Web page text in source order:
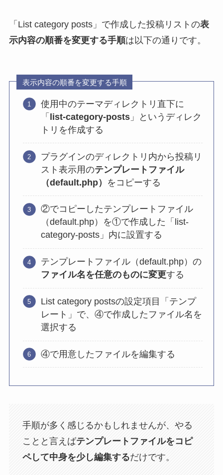
「List category posts」で作成した投稿リストの表
示内容の順番を変更する手順は以下の通りです。
表示内容の順番を変更する手順
使用中のテーマディレクトリ直下に
「 list-category-posts」というディレク
トリを作成する
プラグインのディレクトリ内から投稿リ
スト表示用のテンプレートファイル
（default.php）
をコピーする
②でコピーしたテンプレートファイル
（default.php）を①で作成した「list-
category-posts」内に設置する
テンプレートファイル（default.php）の
ファイル名を任意のものに変更する
List category postsの設定項目「テンプ
レート」で、④で作成したファイル名を
選択する
④で用意したファイルを編集する
手順が多く感じるかもしれませんが、やる
ことと言えばテンプレートファイルをコピ
ペして中身を少し編集するだけです。